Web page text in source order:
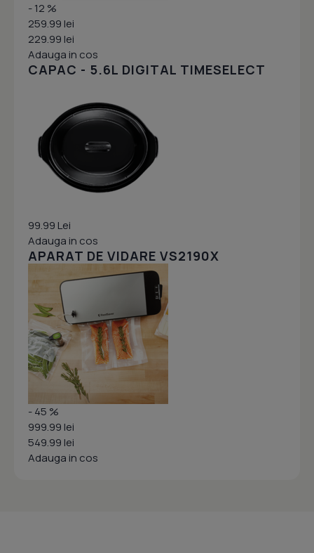
- 12 %
259.99 lei
229.99 lei
Adauga in cos
CAPAC - 5.6L DIGITAL TIMESELECT
99.99 Lei
Adauga in cos
APARAT DE VIDARE VS2190X
- 45 %
999.99 lei
549.99 lei
Adauga in cos